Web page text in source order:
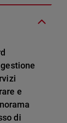
e
di